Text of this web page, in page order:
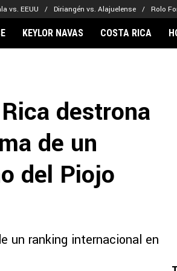
vs. EEUU Diriangén vs. Alajuelense Rolo
Alajuelense
Comunicaciones
Olimpia
Noticias
KEYLOR NAVAS COSTA RICA
destrona
de un
del Piojo
un ranking internacional en